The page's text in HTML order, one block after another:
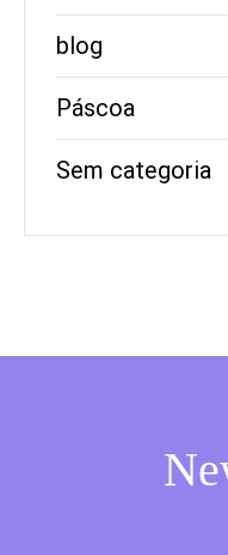
blog
Páscoa
Sem categoria